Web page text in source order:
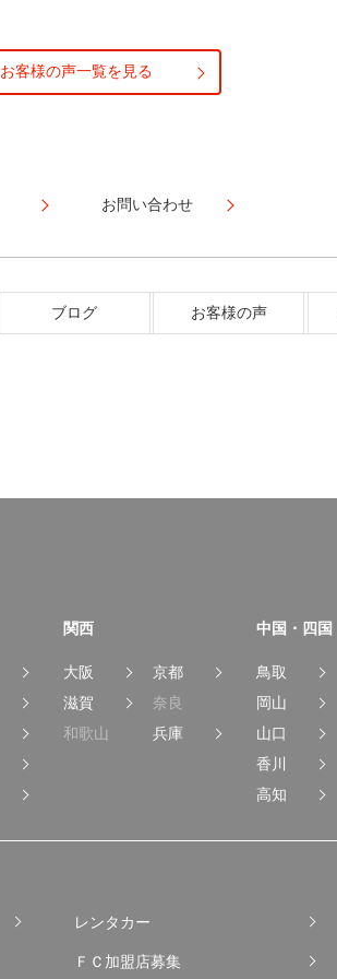
お客様の声一覧を見る
お問い合わせ
ブログ お客様の声
関西
大阪
京都
滋賀
奈良
和歌山
兵庫
中国・四国
鳥取
岡山
山口
香川
高知
レンタカー
ＦＣ加盟店募集